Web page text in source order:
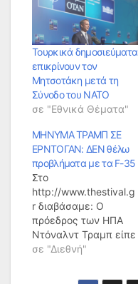
Τουρκικά δημοσιεύματα
επικρίνουν τον
Μητσοτάκη μετά τη
Σύνοδο του ΝΑΤΟ
σε "Εθνικά Θέματα"
ΜΗΝΥΜΑ ΤΡΑΜΠ ΣΕ
ΕΡΝΤΟΓΑΝ: ΔΕΝ θέλω
προβλήματα με τα F-35
Στο
http://www.thestival.g
r διαβάσαμε: Ο
πρόεδρος των ΗΠΑ
Ντόναλντ Τραμπ είπε
στον Τούρκο ομόλογό
Ερντογάν πως δεν
σε "Διεθνή"